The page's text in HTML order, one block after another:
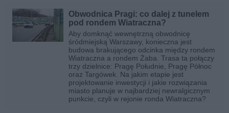
Obwodnica Pragi: co dalej z tunelem
pod rondem Wiatraczna?
Aby domknąć wewnętrzną obwodnicę
śródmiejską Warszawy, konieczna jest
budowa brakującego odcinka między rondem
Wiatraczna a rondem Żaba. Trasa ta połączy
trzy dzielnice: Pragę Południe, Pragę Północ
oraz Targówek. Na jakim etapie jest
projektowanie inwestycji i jakie rozwiązania
miasto planuje w najbardziej newralgicznym
punkcie, czyli w rejonie ronda Wiatraczna?